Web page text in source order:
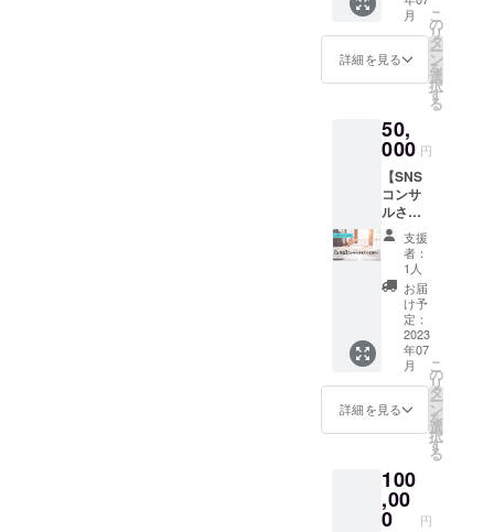
をご了
★ご支
援いた
資金で
購入し
たボー
ドゲー
ムは店
内で管
理しま
すの
で、店
の所有
物とな
ること
をご了
承くだ
さい。
ご理解
のほど
よろし
くお願
す。
たしま
す。 ◆
建物の
収容人
Enchan
teが企
画する
ボード
ゲーム
イベン
トには
人数制
限を設
けさせ
ていた
だいて
おりま
す。満
員に
場合ご
参加い
とがあ
ります
ことを
望のメ
ンバー
の都合
がつか
バーが
お伺い
いただ
く可能
性があ
ります
ので、
ご理解
の程よ
ろしく
お願い
いたし
す。）
★日程
調整な
月半ば
ごろに
登録い
メで
す！ ・
ネーム
より目
立つ形
で掲載
させて
いただ
きま
す！
支援し
てくだ
さった
方々の
お名前
は店内
に飾ら
れ、多
くの
人々の
ウェブ
サイト
にもお
日貸し
出しま
す！ ◆
詳細 条
件の
系、経
済学が
好き、
サッ
カーが
好き、
就活
生、明
るい、
など も
し誰に
来て欲
しいな
どの希
望があ
りまし
たら備
いしま
す。
（特に
月
詳細を見る
こ
の
リ
タ
ー
ン
を
選
択
す
る
50,
000 円
【SNS
コンサ
ルさせ
てくだ
さ
い！】
◆内容
✓SNS
を使用
して効
率よく
集客す
るため
のコン
サルを
させて
きま
す！ ✓
ご希望
支援
者：
1人
お届
け予
定：
2023
年07
月
詳細を見る
こ
の
リ
タ
ー
ン
を
選
択
す
る
100
,00
0 円